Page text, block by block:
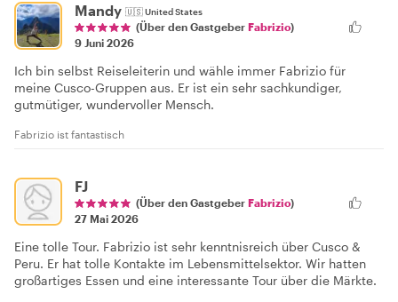
Mandy 🇺🇸United States
(Über den Gastgeber Fabrizio)
9 Juni 2026
Ich bin selbst Reiseleiterin und wähle immer Fabrizio für
meine Cusco-Gruppen aus. Er ist ein sehr sachkundiger,
gutmütiger, wundervoller Mensch.
Fabrizio ist fantastisch
FJ
(Über den Gastgeber Fabrizio)
27 Mai 2026
Eine tolle Tour. Fabrizio ist sehr kenntnisreich über Cusco &
Peru. Er hat tolle Kontakte im Lebensmittelsektor. Wir hatten
großartiges Essen und eine interessante Tour über die Märkte.